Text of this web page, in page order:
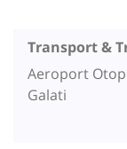
Transport &
Aeroport
Galati